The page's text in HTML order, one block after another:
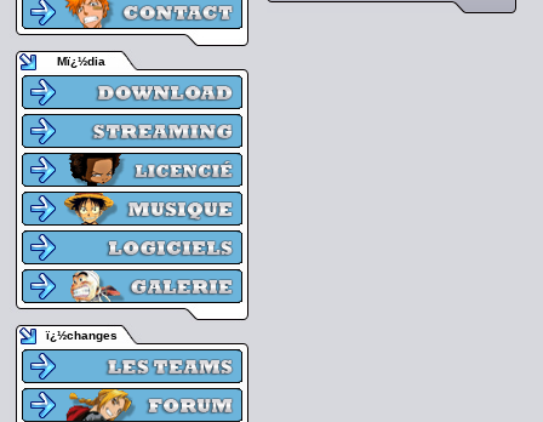
Mï¿½dia
ï¿½changes